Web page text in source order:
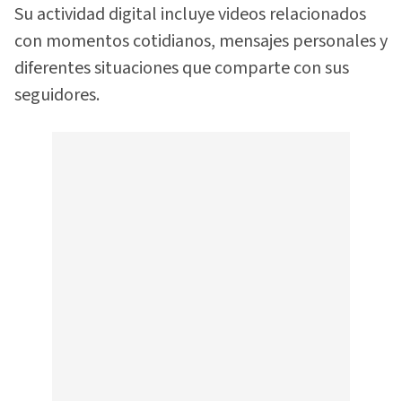
Su actividad digital incluye videos relacionados
con momentos cotidianos, mensajes personales y
diferentes situaciones que comparte con sus
seguidores.